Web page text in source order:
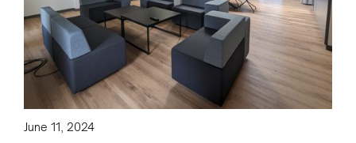
June 11, 2024